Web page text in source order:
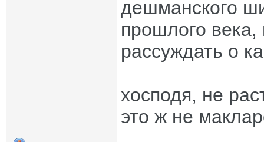
дешманского
прошлого
рассуждать о
хосподя, не
это ж не